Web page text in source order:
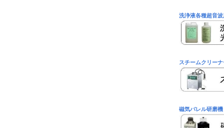
洗浄液各種超音波
スチームクリーナ
磁気バレル研磨機